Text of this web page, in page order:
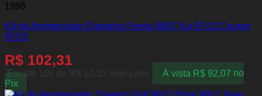
1996
Kit do Amortecedor Dianteiro Fiesta 96/07 Ka 97/13 Courier
97/15
R$ 102,31
Em até 10x de R$ 10,23 sem juros À vista R$92,07 no
Pix